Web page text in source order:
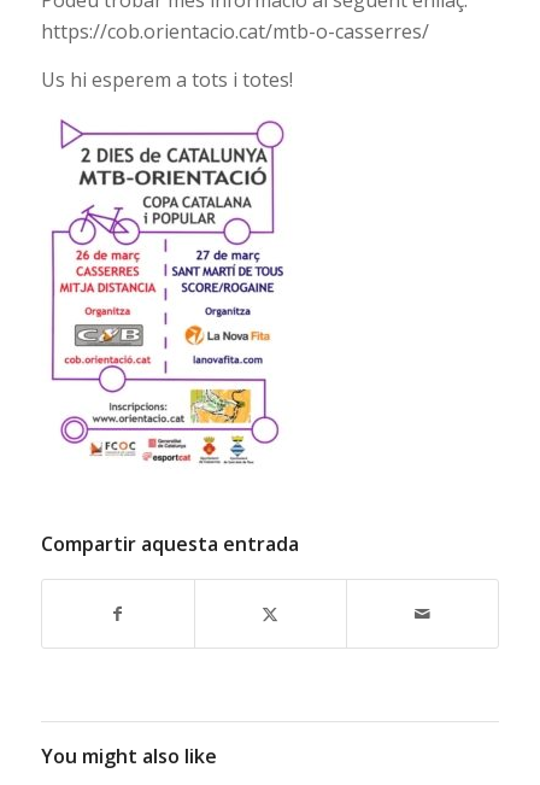
https://cob.orientacio.cat/mtb-o-casserres/
Us hi esperem a tots i totes!
Compartir aquesta entrada
You might also like